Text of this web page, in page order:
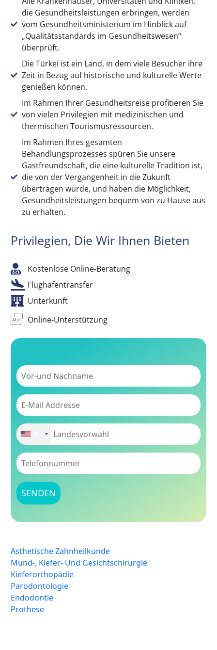
die Gesundheitsleistungen erbringen, werden
vom Gesundheitsministerium im Hinblick auf
„Qualitätsstandards im Gesundheitswesen“
überprüft.
Die Türkei ist ein Land, in dem viele Besucher ihre
Zeit in Bezug auf historische und kulturelle Werte
genießen können.
Im Rahmen Ihrer Gesundheitsreise profitieren Sie
von vielen Privilegien mit medizinischen und
thermischen Tourismusressourcen.
Im Rahmen Ihres gesamten
Behandlungsprozesses spüren Sie unsere
Gastfreundschaft, die eine kulturelle Tradition ist,
die von der Vergangenheit in die Zukunft
übertragen wurde, und haben die Möglichkeit,
Gesundheitsleistungen bequem von zu Hause aus
zu erhalten.
Privilegien, Die Wir Ihnen Bieten
Kostenlose Online-Beratung
Flughafentransfer
Unterkunft
Online-Unterstützung
Ästhetische Zahnheilkunde
Mund-, Kiefer- Und Gesichtschirurgie
Kieferorthopädie
Parodontologie
Endodontie
Prothese